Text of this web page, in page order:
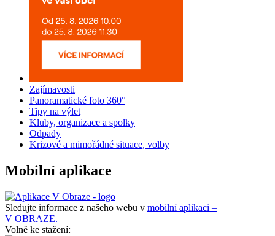
Zajímavosti
Panoramatické foto 360°
Tipy na výlet
Kluby, organizace a spolky
Odpady
Krizové a mimořádné situace, volby
Mobilní aplikace
Sledujte informace z našeho webu v mobilní aplikaci –
V OBRAZE.
Volně ke stažení: